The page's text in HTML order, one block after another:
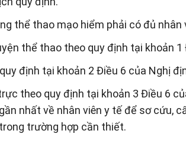
thể thao mạo hiểm phải có đủ nhân
thể thao theo quy định tại khoản
định tại khoản 2 Điều 6 của Nghị
theo quy định tại khoản 3 Điều 6
nhất về nhân viên y tế để sơ cứu,
trường hợp cần thiết.